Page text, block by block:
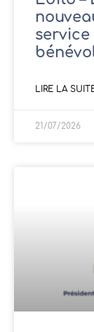
service
LIRE LA
21/07/2026